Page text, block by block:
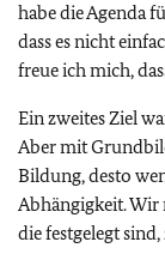
habe die Agenda
dass es nicht
freue ich mich,
Ein zweites Ziel
Aber mit
Bildung, desto
Abhängigkeit. Wir
die festgelegt